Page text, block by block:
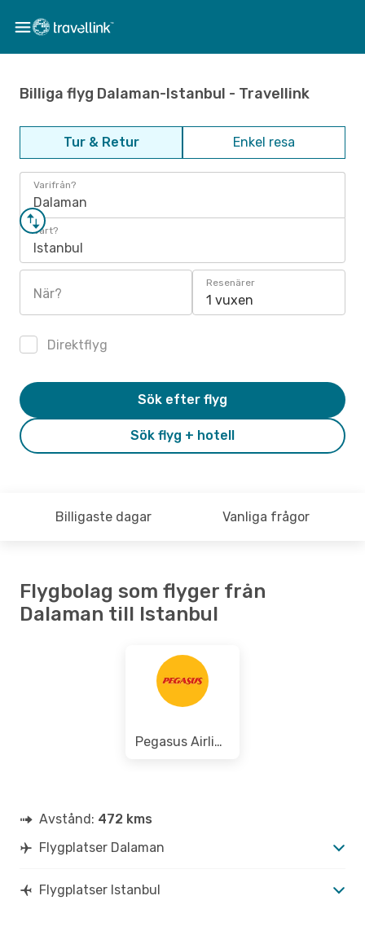
Billiga flyg Dalaman-Istanbul - Travellink
Tur & Retur Enkel resa
Varifrån?
Dalaman
Vart?
Istanbul
När?
Resenärer
1 vuxen
Direktflyg
Sök flyg + hotell
Sök efter flyg
Billigaste dagar Vanliga frågor
Flygbolag som flyger från
Dalaman till Istanbul
Pegasus Airlines
Avstånd: 472 kms
Flygplatser Dalaman
Flygplatser Istanbul